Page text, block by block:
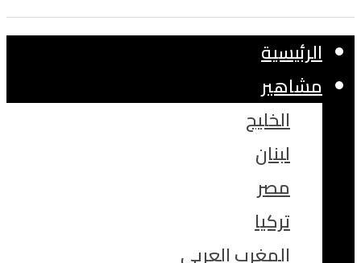
الرئيسية
مشاهير
الخليج
لبنان
مصر
تركيا
المغرب العربى